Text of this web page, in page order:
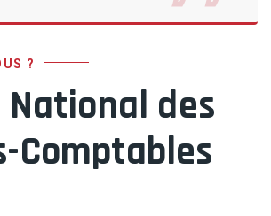
?
National des
Comptables